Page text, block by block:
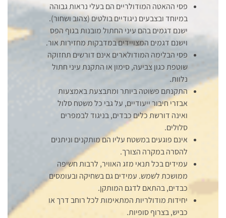
פסי ההאטה המודולריים הם בעלי נראות גבוהה
במיוחד ובצבעים ניגודיים בולטים (צהוב ושחור).
ישנם דגמים בהם עיני החתול מובנות בגוף הפס
וישנם דגמים המצויידים במדבקות מחזירות אור.
פסי הבלימה המודולארים אינם דורשים תחזוקה
שוטפת כגון צביעה, סימון או התקנת עיני חתול
נלוות.
התקנתם פשוטה ביותר ומתבצעת באמצעות
אבזרי חיבור ייעודיים, על גבי כל משטח סלול
ואינה דורשת כלים כבדים, בניגוד לבמפרים
סלולים.
אינם פוגעים במשטח עליו הם מותקנים וניתנים
להסרה במקרה הצורך.
עמידים בכל תנאי מזג האוויר, לרבות חשיפה
ממושכת לשמש. עמידים גם בשחיקה ובעומסים
כבדים, בהתאם לדגם המותקן.
יחידות מודולריות המתאימות לכל רוחב דרך או
כביש, בצרוף סופיות.